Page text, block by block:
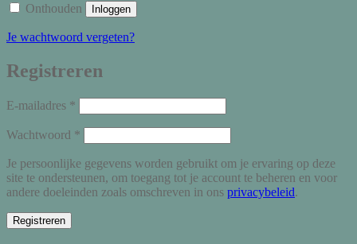
Onthouden Inloggen
Je wachtwoord vergeten?
Registreren
E-mailadres *
Wachtwoord *
Je persoonlijke gegevens worden gebruikt om je ervaring op deze
site te ondersteunen, om toegang tot je account te beheren en voor
andere doeleinden zoals omschreven in ons privacybeleid.
Registreren